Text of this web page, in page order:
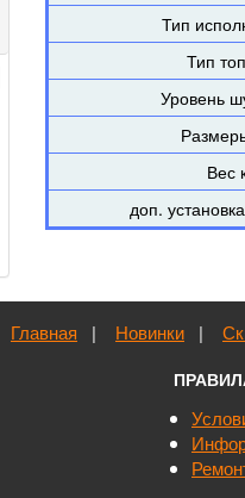
Тип
Тип
Уровень
Вес
доп.
Главная | Новинки |